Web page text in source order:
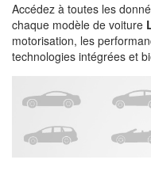
Accédez à toutes les
chaque modèle de voiture
motorisation, les
technologies intégrées et